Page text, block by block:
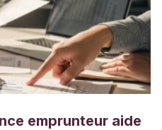
emprunteur aide